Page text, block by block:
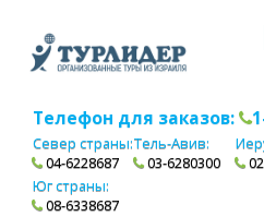
Телефон для заказов:
Север страны:
04-6228687
Тель-Авив:
03-6280300
Юг страны:
08-6338687